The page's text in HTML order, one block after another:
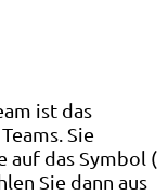
ist das
Sie
auf das Symbol (
Sie dann aus